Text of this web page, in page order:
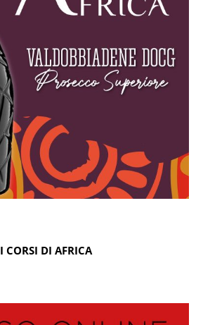
I CORSI DI AFRICA